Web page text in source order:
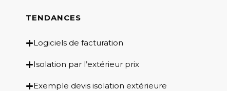
TENDANCES
Logiciels de facturation
Isolation par l’extérieur prix
Exemple devis isolation extérieure